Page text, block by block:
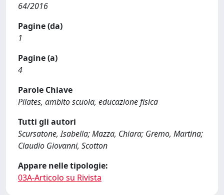
64/2016
Pagine (da)
1
Pagine (a)
4
Parole Chiave
Pilates, ambito scuola, educazione fisica
Tutti gli autori
Scursatone, Isabella; Mazza, Chiara; Gremo, Martina;
Claudio Giovanni, Scotton
Appare nelle tipologie:
03A-Articolo su Rivista